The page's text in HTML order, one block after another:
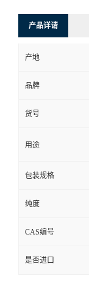
方
产品详请
产地
品牌
货号
用途
包装规格
纯度
CAS编号
是否进口